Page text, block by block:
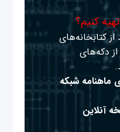
کنیم؟
کتابخانه‌های
دکه‌های
ماهنامه شبکه
آنلاین